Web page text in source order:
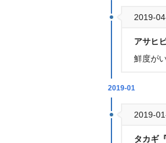
2019-
アサヒ
鮮度が
2019-01
2019-
タカギ